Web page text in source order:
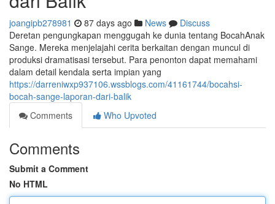
joangipb278981 87 days ago News
Discuss
Deretan pengungkapan menggugah ke dunia tentang BocahAnak
Sange. Mereka menjelajahi cerita berkaitan dengan muncul di
produksi dramatisasi tersebut. Para penonton dapat memahami
dalam detail kendala serta impian yang
https://darreniwxp937106.wssblogs.com/41161744/bocahsi-
bocah-sange-laporan-dari-balik
Comments
Who Upvoted
Comments
Submit a Comment
No HTML